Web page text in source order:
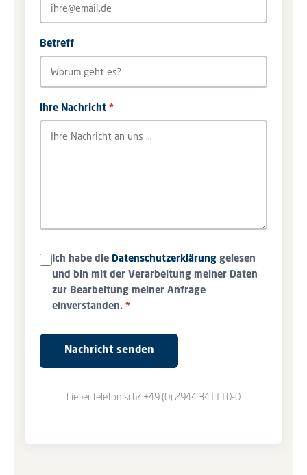
Betreff
Ihre Nachricht*
Ich habe die Datenschutzerklärung gelesen
und bin mit der Verarbeitung meiner Daten
zur Bearbeitung meiner Anfrage
einverstanden.*
Nachricht senden
Lieber telefonisch? +49 (0) 2944 341110-0